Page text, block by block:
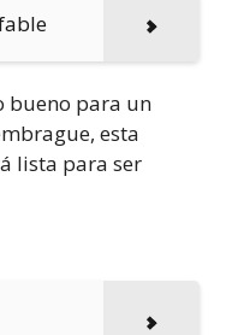
bueno para un
esta
lista para ser